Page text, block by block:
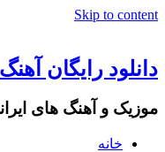
Skip to content
دانلود رایگان آهنگ
موزیک و آهنگ های
خانه